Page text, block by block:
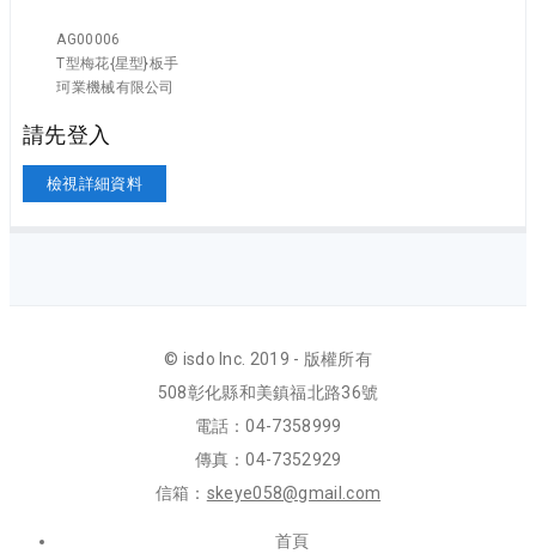
AG00006
T型梅花{星型}板手
珂業機械有限公司
請先登入
檢視詳細資料
© isdo Inc. 2019 - 版權所有
508彰化縣和美鎮福北路36號
電話：04-7358999
傳真：04-7352929
信箱： skeye058@gmail.com
首頁